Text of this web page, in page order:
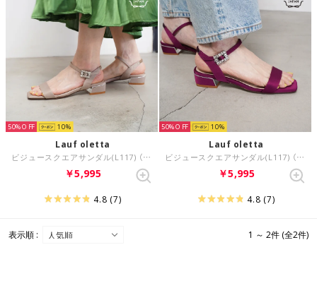
50% 10
Lauf oletta
ビジュースクエアサンダル(L117) （BEIGE-Z）
￥5,995
4.8 (7)
50% 10
Lauf oletta
ビジュースクエアサンダル(L117) （MAGENTA-Z）
￥5,995
4.8 (7)
表示順 : 1 ～ 2件 (全2件)